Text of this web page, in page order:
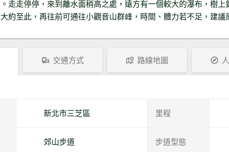
走走停停，來到離水面稍高之處，遠方有一個較大的瀑布，樹
約至此，再往前可通往小觀音山群峰，時間、體力若不足，建議
交通方式 路線地圖
新北市三芝區 里程
郊山步道 步道型態